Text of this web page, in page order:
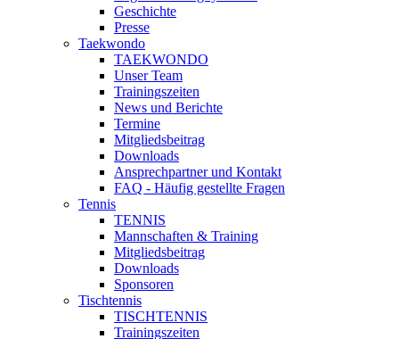
Geschichte
Presse
Taekwondo
TAEKWONDO
Unser Team
Trainingszeiten
News und Berichte
Termine
Mitgliedsbeitrag
Downloads
Ansprechpartner und Kontakt
FAQ - Häufig gestellte Fragen
Tennis
TENNIS
Mannschaften & Training
Mitgliedsbeitrag
Downloads
Sponsoren
Tischtennis
TISCHTENNIS
Trainingszeiten